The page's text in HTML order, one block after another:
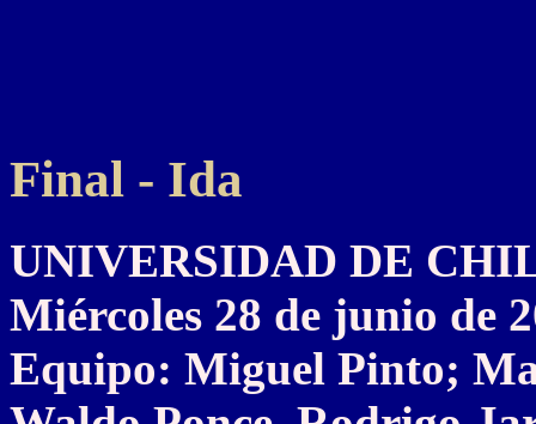
Final - Ida
UNIVERSIDAD DE
Miércoles 28 de junio de
Equipo: Miguel Pinto;